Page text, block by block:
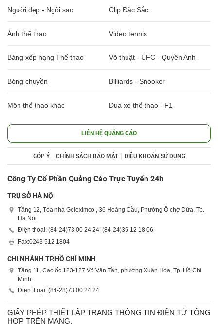
Người đẹp - Ngôi sao Clip Đặc Sắc
Ảnh thể thao Video tennis
Bảng xếp hạng Thể thao Võ thuật - UFC - Quyền Anh
Bóng chuyền Billiards - Snooker
Môn thể thao khác Đua xe thể thao - F1
LIÊN HỆ QUẢNG CÁO
GÓP Ý CHÍNH SÁCH BẢO MẬT ĐIỀU KHOẢN SỬ DỤNG
Công Ty Cổ Phần Quảng Cáo Trực Tuyến 24h
TRỤ SỞ HÀ NỘI
Tầng 12, Tòa nhà Geleximco , 36 Hoàng Cầu, Phường Ô chợ Dừa, Tp.
Hà Nội
Điện thoại: (84-24)73 00 24 24| (84-24)35 12 18 06
Fax:0243 512 1804
CHI NHÁNH TP.HỒ CHÍ MINH
Tầng 11, Cao ốc 123-127 Võ Văn Tần, phường Xuân Hòa, Tp. Hồ Chí
Minh.
Điện thoại: (84-28)73 00 24 24
GIẤY PHÉP THIẾT LẬP TRANG THÔNG TIN ĐIỆN TỬ TỔNG
HỢP TRÊN MẠNG.